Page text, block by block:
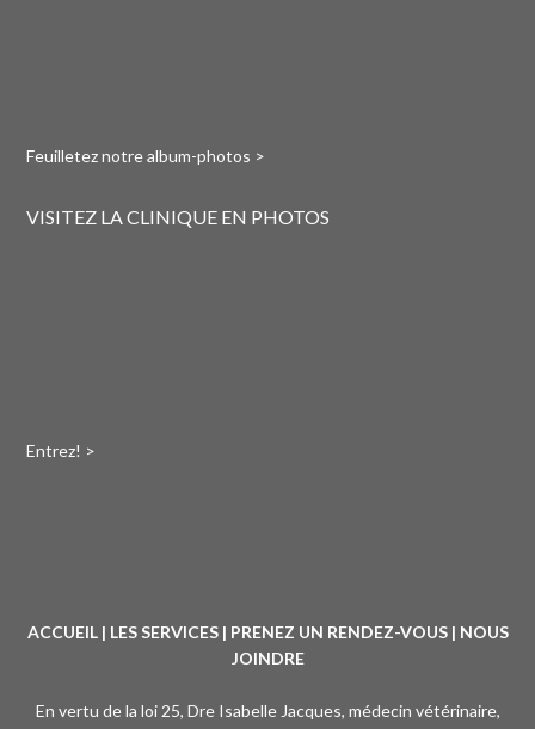
Feuilletez notre album-photos >
VISITEZ LA CLINIQUE EN PHOTOS
Entrez! >
ACCUEIL| LES SERVICES| PRENEZ UN RENDEZ-VOUS| NOUS
JOINDRE
En vertu de la loi 25, Dre Isabelle Jacques, médecin vétérinaire,